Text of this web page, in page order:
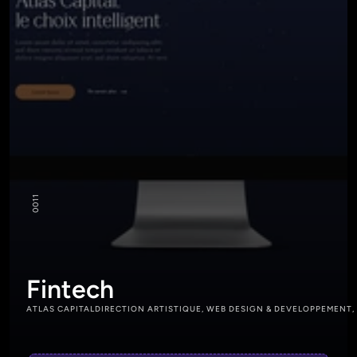
00
11
Fintech
ATLAS CAPITALDIRECTION ARTISTIQUE, WEB DESIGN &